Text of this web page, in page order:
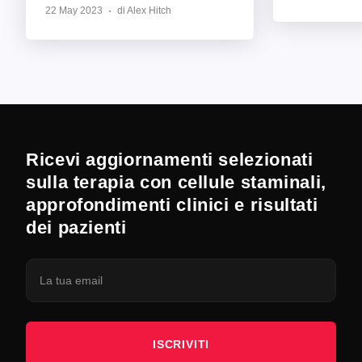
22 May 2023 di Alex Hitch
Ricevi aggiornamenti selezionati
sulla terapia con cellule staminali,
approfondimenti clinici e risultati
dei pazienti
ISCRIVITI